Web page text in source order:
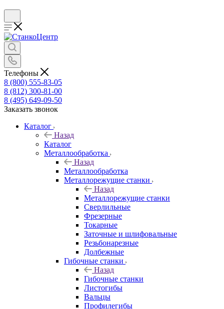
Телефоны
8 (800) 555-83-05
8 (812) 300-81-00
8 (495) 649-09-50
Заказать звонок
Каталог
Назад
Каталог
Металлообработка
Назад
Металлообработка
Металлорежущие станки
Назад
Металлорежущие станки
Сверлильные
Фрезерные
Токарные
Заточные и шлифовальные
Резьбонарезные
Долбежные
Гибочные станки
Назад
Гибочные станки
Листогибы
Вальцы
Профилегибы